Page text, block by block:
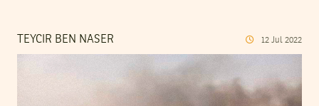
TEYCIR BEN NASER 12 Jul 2022